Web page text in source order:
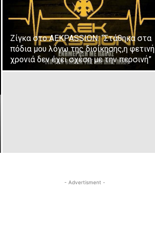
Ζίγκα στο ΑΕΚPASSION: “Στάθηκα στα
πόδια μου λόγω της διοίκησης,η φετινή
χρονιά δεν έχει σχέση με την περσινή”
- Advertisment -